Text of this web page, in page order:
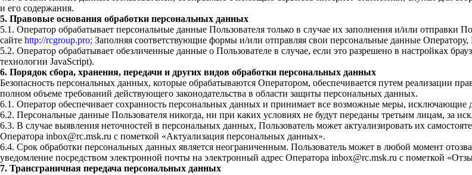
и его содержания.
5. Правовые основания обработки персональных данных
5.1. Оператор обрабатывает персональные данные Пользователя только в случае их заполнения и/или отправки
сайте http://rcgroup.pro; Заполняя соответствующие формы и/или отправляя свои персональные данные
5.2. Оператор обрабатывает обезличенные данные о Пользователе в случае, если это разрешено в настройках
технологии JavaScript).
6. Порядок сбора, хранения, передачи и других видов обработки персональных данных
Безопасность персональных данных, которые обрабатываются Оператором, обеспечивается путем реализации
полном объеме требований действующего законодательства в области защиты персональных данных.
6.1. Оператор обеспечивает сохранность персональных данных и принимает все возможные меры,
6.2. Персональные данные Пользователя никогда, ни при каких условиях не будут переданы третьим лицам, за
6.3. В случае выявления неточностей в персональных данных, Пользователь может актуализировать их
Оператора inbox@rc.msk.ru с пометкой «Актуализация персональных данных».
6.4. Срок обработки персональных данных является неограниченным. Пользователь может в любой момент
уведомление посредством электронной почты на электронный адрес Оператора inbox@rc.msk.ru с пометкой
7. Трансграничная передача персональных данных